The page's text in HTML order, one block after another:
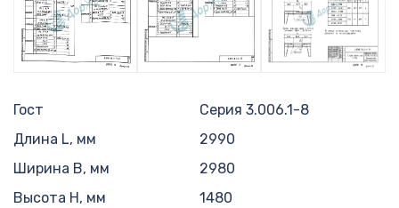
Гост
Серия 3.006.1-8
Длина L, мм
2990
Ширина B, мм
2980
Высота H, мм
1480